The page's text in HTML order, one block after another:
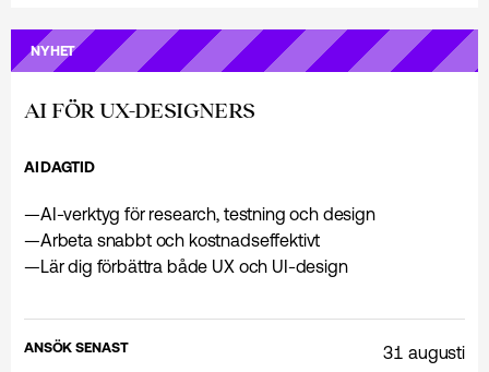
NYHET
AI FÖR UX-DESIGNERS
AIDAGTID
—AI-verktyg för research, testning och design
—Arbeta snabbt och kostnadseffektivt
—Lär dig förbättra både UX och UI-design
ANSÖK SENAST 31 augusti